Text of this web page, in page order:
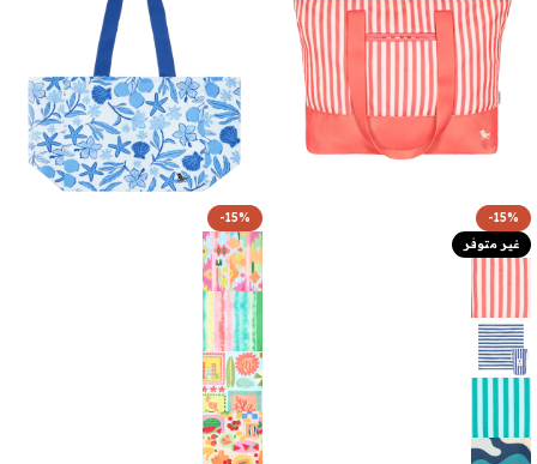
-15%
غير متوفر
-15%